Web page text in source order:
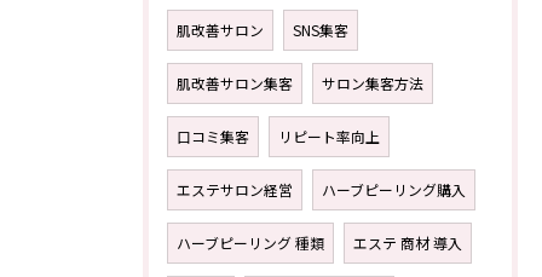
肌改善サロン SNS集客
肌改善サロン集客 サロン集客方法
口コミ集客 リピート率向上
エステサロン経営 ハーブピーリング購入
ハーブピーリング 種類 エステ 商材 導入